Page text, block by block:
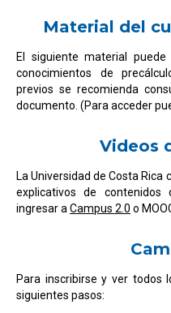
Material del
El siguiente material
conocimientos de
previos se recomienda
documento. (Para acceder
Videos
La Universidad de Costa
explicativos de contenidos
ingresar aCampus 2.0 o
Para inscribirse y ver todos
siguientes pasos: